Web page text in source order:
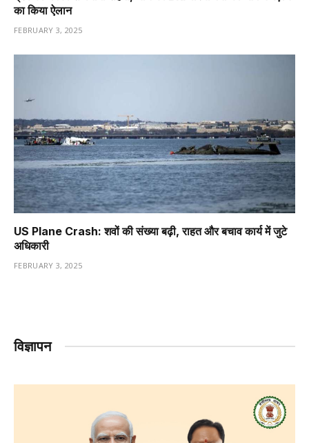
का किया ऐलान
FEBRUARY 3, 2025
US Plane Crash: शवों की संख्या बढ़ी, राहत और बचाव कार्य में जुटे
अधिकारी
FEBRUARY 3, 2025
विज्ञापन